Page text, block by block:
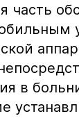
часть
в